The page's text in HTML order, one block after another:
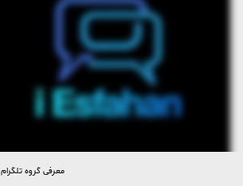
معرفی گروه تلگرام